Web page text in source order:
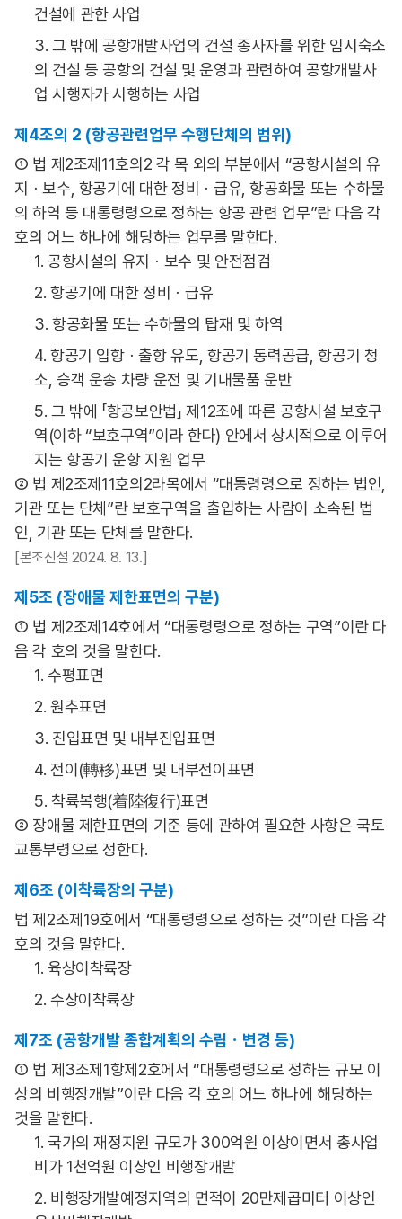
건설에 관한 사업
3. 그 밖에 공항개발사업의 건설 종사자를 위한 임시숙소
의 건설 등 공항의 건설 및 운영과 관련하여 공항개발사
업 시행자가 시행하는 사업
제4조의 2 (항공관련업무 수행단체의 범위)
① 법 제2조제11호의2 각 목 외의 부분에서 “공항시설의 유
지ㆍ보수, 항공기에 대한 정비ㆍ급유, 항공화물 또는 수하물
의 하역 등 대통령령으로 정하는 항공 관련 업무”란 다음 각
호의 어느 하나에 해당하는 업무를 말한다.
1. 공항시설의 유지ㆍ보수 및 안전점검
2. 항공기에 대한 정비ㆍ급유
3. 항공화물 또는 수하물의 탑재 및 하역
4. 항공기 입항ㆍ출항 유도, 항공기 동력공급, 항공기 청
소, 승객 운송 차량 운전 및 기내물품 운반
5. 그 밖에 「항공보안법」 제12조에 따른 공항시설 보호구
역(이하 “보호구역”이라 한다) 안에서 상시적으로 이루어
지는 항공기 운항 지원 업무
② 법 제2조제11호의2라목에서 “대통령령으로 정하는 법인,
기관 또는 단체”란 보호구역을 출입하는 사람이 소속된 법
인, 기관 또는 단체를 말한다.
[본조신설 2024. 8. 13.]
제5조 (장애물 제한표면의 구분)
① 법 제2조제14호에서 “대통령령으로 정하는 구역”이란 다
음 각 호의 것을 말한다.
1. 수평표면
2. 원추표면
3. 진입표면 및 내부진입표면
4. 전이(轉移)표면 및 내부전이표면
5. 착륙복행(着陸復行)표면
② 장애물 제한표면의 기준 등에 관하여 필요한 사항은 국토
교통부령으로 정한다.
제6조 (이착륙장의 구분)
법 제2조제19호에서 “대통령령으로 정하는 것”이란 다음 각
호의 것을 말한다.
1. 육상이착륙장
2. 수상이착륙장
제7조 (공항개발 종합계획의 수립ㆍ변경 등)
① 법 제3조제1항제2호에서 “대통령령으로 정하는 규모 이
상의 비행장개발”이란 다음 각 호의 어느 하나에 해당하는
것을 말한다.
1. 국가의 재정지원 규모가 300억원 이상이면서 총사업
비가 1천억원 이상인 비행장개발
2. 비행장개발예정지역의 면적이 20만제곱미터 이상인